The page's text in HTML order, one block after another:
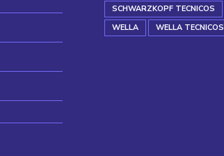
SCHWARZKOPF TECNICOS
WELLA
WELLA TECNICOS